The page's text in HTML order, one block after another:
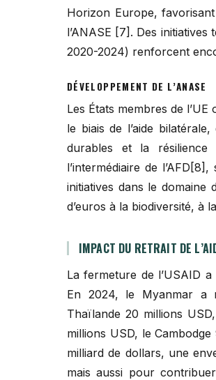
Horizon Europe,
l’ANASE [7]. Des
2020-2024) renforcent
DÉVELOPPEMENT DE L’ANASE
Les États membres de
le biais de l’aide
durables et la
l’intermédiaire de
initiatives dans le domaine
d’euros à la biodiversité, à
IMPACT DU RETRAIT DE
La fermeture de l’USAID
En 2024, le Myanmar a
Thaïlande 20 millions
millions USD, le
milliard de dollars, une
mais aussi pour